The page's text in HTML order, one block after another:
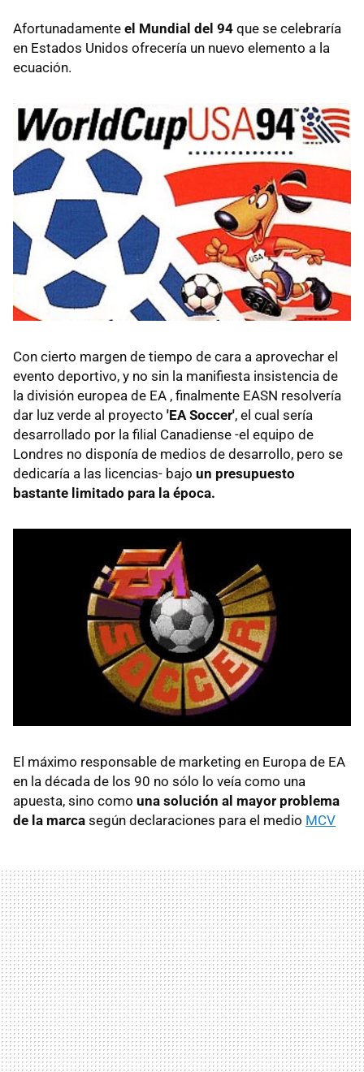
Afortunadamente el Mundial del 94 que se celebraría
en Estados Unidos ofrecería un nuevo elemento a la
ecuación.
Con cierto margen de tiempo de cara a aprovechar el
evento deportivo, y no sin la manifiesta insistencia de
la división europea de EA , finalmente EASN resolvería
dar luz verde al proyecto 'EA Soccer', el cual sería
desarrollado por la filial Canadiense -el equipo de
Londres no disponía de medios de desarrollo, pero se
dedicaría a las licencias- bajo un presupuesto
bastante limitado para la época.
El máximo responsable de marketing en Europa de EA
en la década de los 90 no sólo lo veía como una
apuesta, sino como una solución al mayor problema
de la marca según declaraciones para el medio MCV